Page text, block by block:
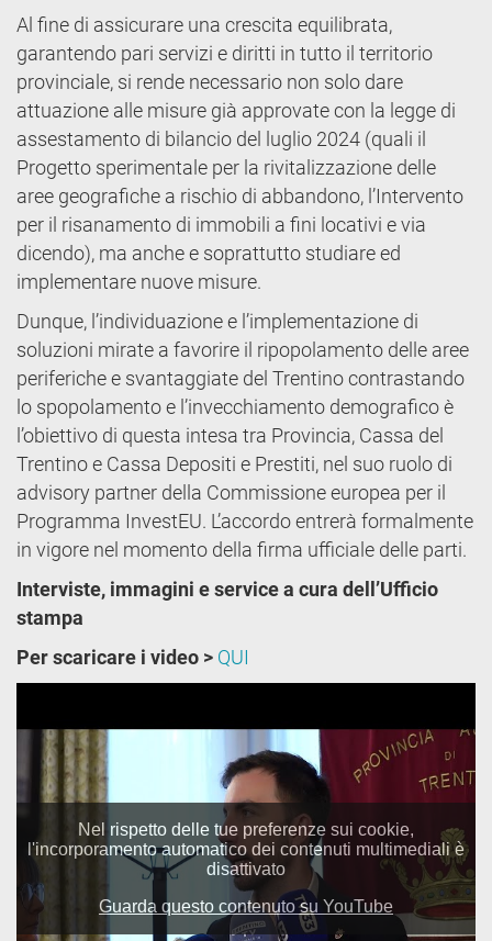
Al fine di assicurare una crescita equilibrata,
garantendo pari servizi e diritti in tutto il territorio
provinciale, si rende necessario non solo dare
attuazione alle misure già approvate con la legge di
assestamento di bilancio del luglio 2024 (quali il
Progetto sperimentale per la rivitalizzazione delle
aree geografiche a rischio di abbandono, l’Intervento
per il risanamento di immobili a fini locativi e via
dicendo), ma anche e soprattutto studiare ed
implementare nuove misure.
Dunque, l’individuazione e l’implementazione di
soluzioni mirate a favorire il ripopolamento delle aree
periferiche e svantaggiate del Trentino contrastando
lo spopolamento e l’invecchiamento demografico è
l’obiettivo di questa intesa tra Provincia, Cassa del
Trentino e Cassa Depositi e Prestiti, nel suo ruolo di
advisory partner della Commissione europea per il
Programma InvestEU. L’accordo entrerà formalmente
in vigore nel momento della firma ufficiale delle parti.
Interviste, immagini e service a cura dell’Ufficio
stampa
Per scaricare i video > QUI